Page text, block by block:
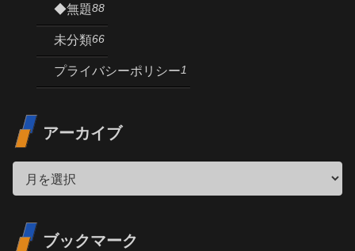
◆無題88
未分類66
プライバシーポリシー1
アーカイブ
ブックマーク